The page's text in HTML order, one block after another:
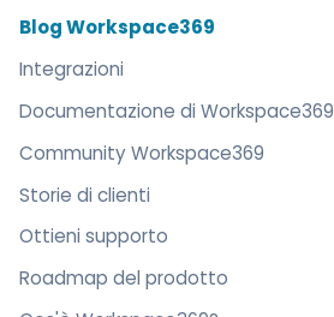
Blog Workspace369
Integrazioni
Documentazione di Workspace369
Community Workspace369
Storie di clienti
Ottieni supporto
Roadmap del prodotto